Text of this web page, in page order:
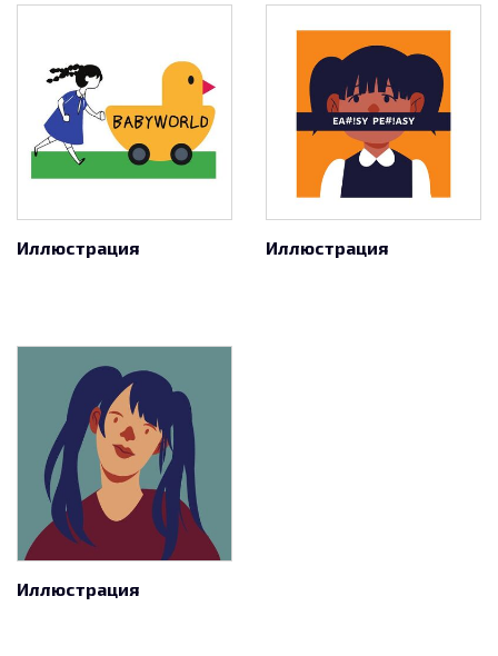
Иллюстрация Иллюстрация
Иллюстрация